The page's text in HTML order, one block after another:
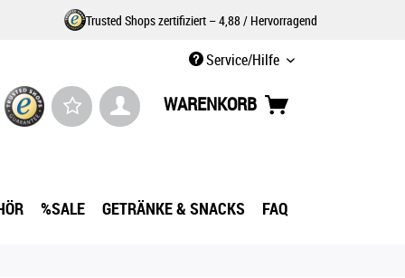
Trusted Shops zertifiziert – 4,88 / Hervorragend
Service/Hilfe
WARENKORB
%SALE GETRÄNKE & SNACKS FAQ